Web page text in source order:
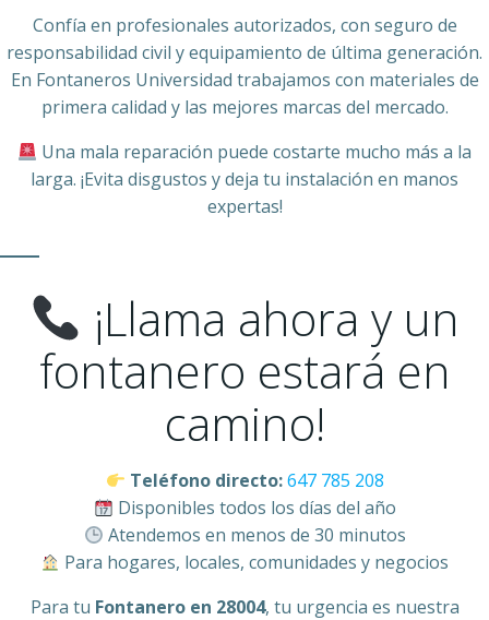
Confía en profesionales autorizados, con seguro de
responsabilidad civil y equipamiento de última generación.
En Fontaneros Universidad trabajamos con materiales de
primera calidad y las mejores marcas del mercado.
Una mala reparación puede costarte mucho más a la
larga. ¡Evita disgustos y deja tu instalación en manos
expertas!
¡Llama ahora y un
fontanero estará en
camino!
Teléfono directo:647 785 208
Disponibles todos los días del año
Atendemos en menos de 30 minutos
Para hogares, locales, comunidades y negocios
Para tu Fontanero en 28004, tu urgencia es nuestra